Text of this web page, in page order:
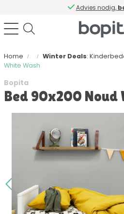
Advies nodig,
Home Winter Deals:
White Wash
Bopita
Bed 90x200 Noud